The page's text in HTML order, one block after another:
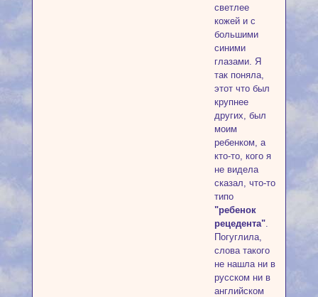
светлее
кожей и с
большими
синими
глазами. Я
так поняла,
этот что был
крупнее
других, был
моим
ребенком, а
кто-то, кого я
не видела
сказал, что-то
типо
"ребенок
рецедента".
Погуглила,
слова такого
не нашла ни в
русском ни в
английском